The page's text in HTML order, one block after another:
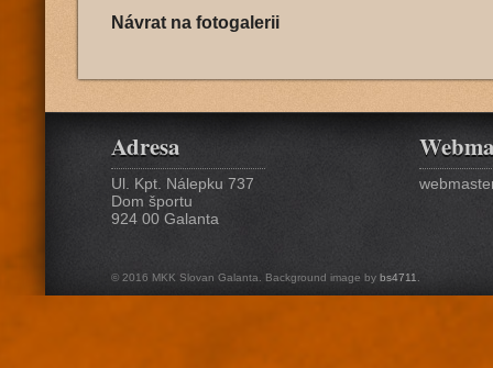
Návrat na fotogalerii
Adresa
Ul. Kpt. Nálepku 737
Dom športu
924 00 Galanta
© 2016 MKK Slovan Galanta. Background image by bs4711